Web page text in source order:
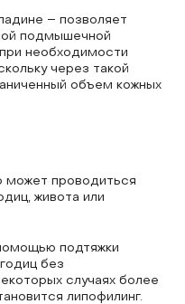
– позволяет
подмышечной
необходимости
через такой
объем кожных
может проводиться
живота или
подтяжки
без
случаях более
липофилинг.